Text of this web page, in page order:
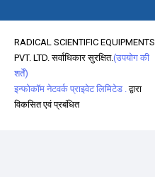
RADICAL SCIENTIFIC EQUIPMENTS
PVT. LTD. सर्वाधिकार सुरक्षित.(उपयोग की
शर्तें)
इन्फोकॉम नेटवर्क प्राइवेट लिमिटेड .द्वारा
विकसित एवं प्रबंधित